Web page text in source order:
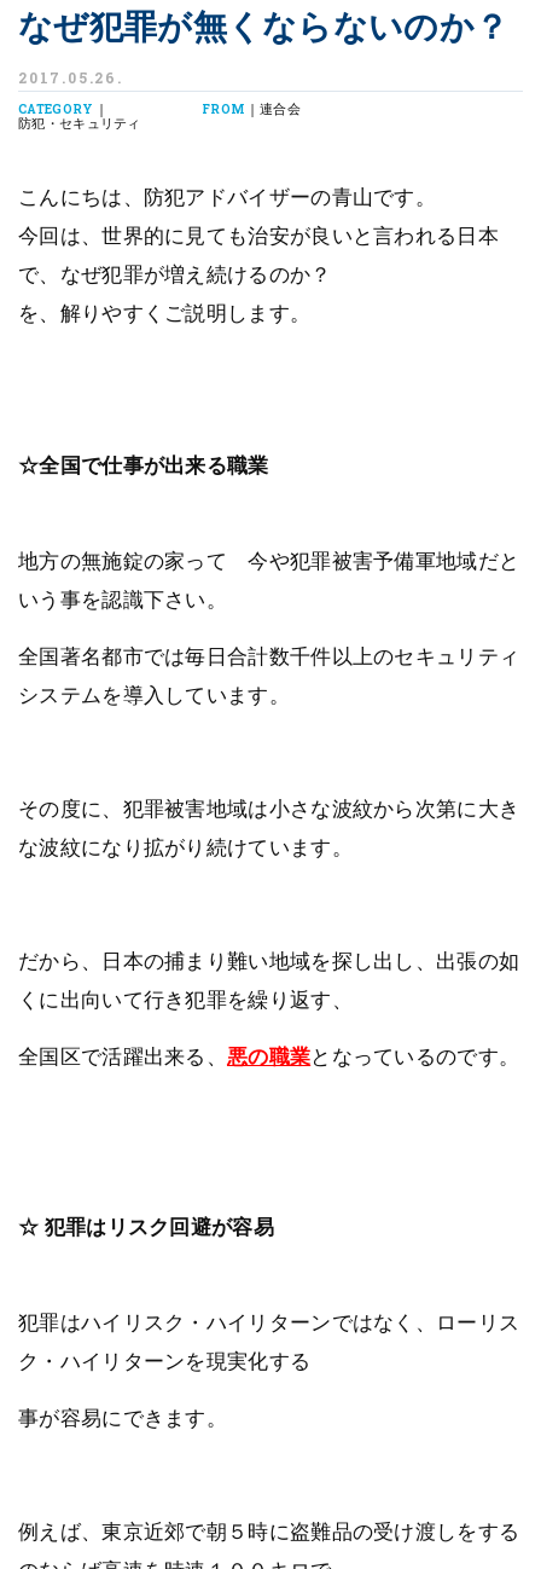
なぜ犯罪が無くならないのか？
2017.05.26.
CATEGORY |
防犯・セキュリティ
FROM | 連合会
こんにちは、防犯アドバイザーの青山です。
今回は、世界的に見ても治安が良いと言われる日本
で、なぜ犯罪が増え続けるのか？
を、解りやすくご説明します。
☆全国で仕事が出来る職業
地方の無施錠の家って 今や犯罪被害予備軍地域だと
いう事を認識下さい。
全国著名都市では毎日合計数千件以上のセキュリティ
システムを導入しています。
その度に、犯罪被害地域は小さな波紋から次第に大き
な波紋になり拡がり続けています。
だから、日本の捕まり難い地域を探し出し、出張の如
くに出向いて行き犯罪を繰り返す、
全国区で活躍出来る、 悪の職業となっているのです。
☆ 犯罪はリスク回避が容易
犯罪はハイリスク・ハイリターンではなく、ローリス
ク・ハイリターンを現実化する
事が容易にできます。
例えば、東京近郊で朝５時に盗難品の受け渡しをする